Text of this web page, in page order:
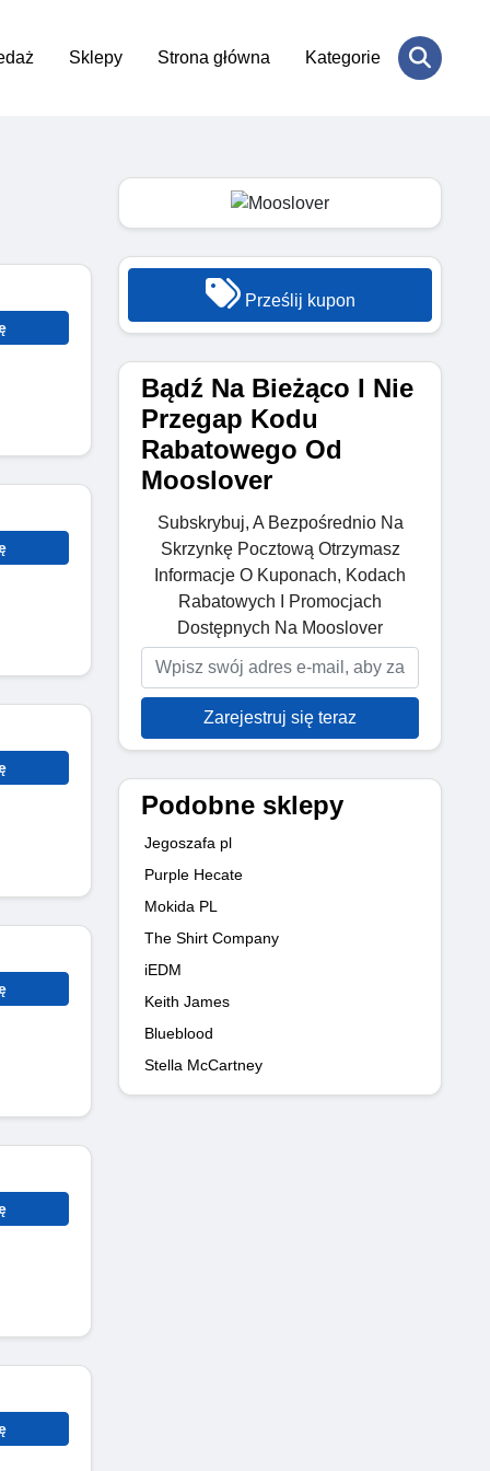
Sklepy Strona główna Kategorie
Prześlij kupon
Bądź Na Bieżąco I Nie
Przegap Kodu
Rabatowego Od
Mooslover
Subskrybuj, A Bezpośrednio Na
Skrzynkę Pocztową Otrzymasz
Informacje O Kuponach, Kodach
Rabatowych I Promocjach
Dostępnych Na Mooslover
Zarejestruj się teraz
Podobne sklepy
Jegoszafa pl
Purple Hecate
Mokida PL
The Shirt Company
iEDM
Keith James
Blueblood
Stella McCartney